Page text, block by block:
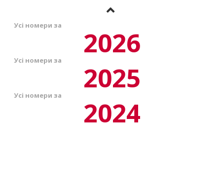
Усі номери за 2026
Усі номери за 2025
Усі номери за 2024